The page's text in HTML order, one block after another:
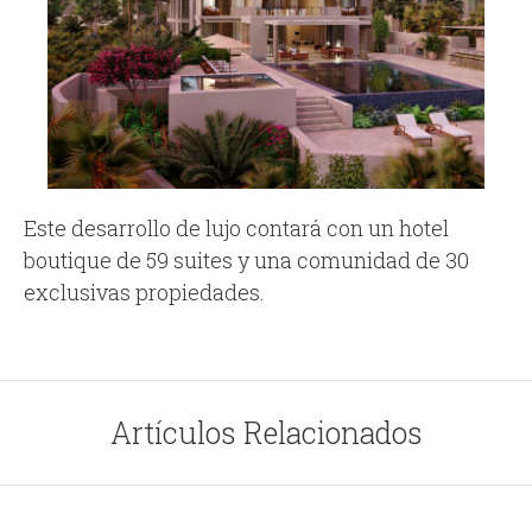
Este desarrollo de lujo contará con un hotel
boutique de 59 suites y una comunidad de 30
exclusivas propiedades.
Artículos Relacionados